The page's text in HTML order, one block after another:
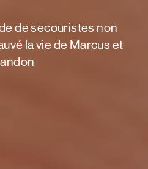
de secouristes non
la vie de Marcus et